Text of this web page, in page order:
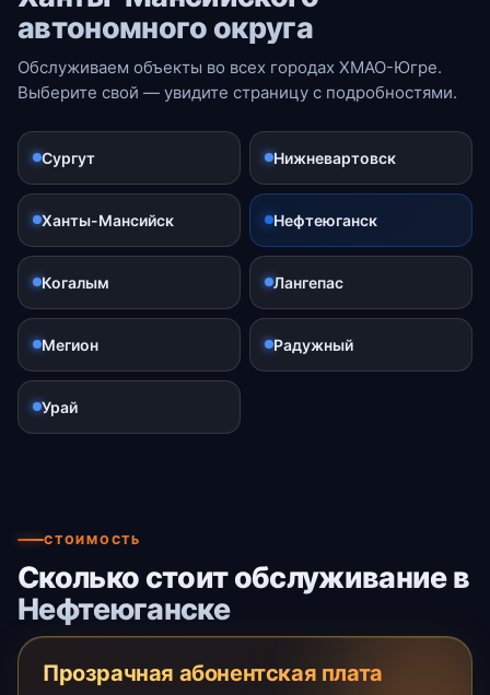
автономного округа
Обслуживаем объекты во всех городах ХМАО-Югре.
Выберите свой — увидите страницу с подробностями.
Сургут Нижневартовск
Ханты-Мансийск Нефтеюганск
Когалым Лангепас
Мегион Радужный
Урай
СТОИМОСТЬ
Сколько стоит обслуживание в
Нефтеюганске
Прозрачная абонентская плата